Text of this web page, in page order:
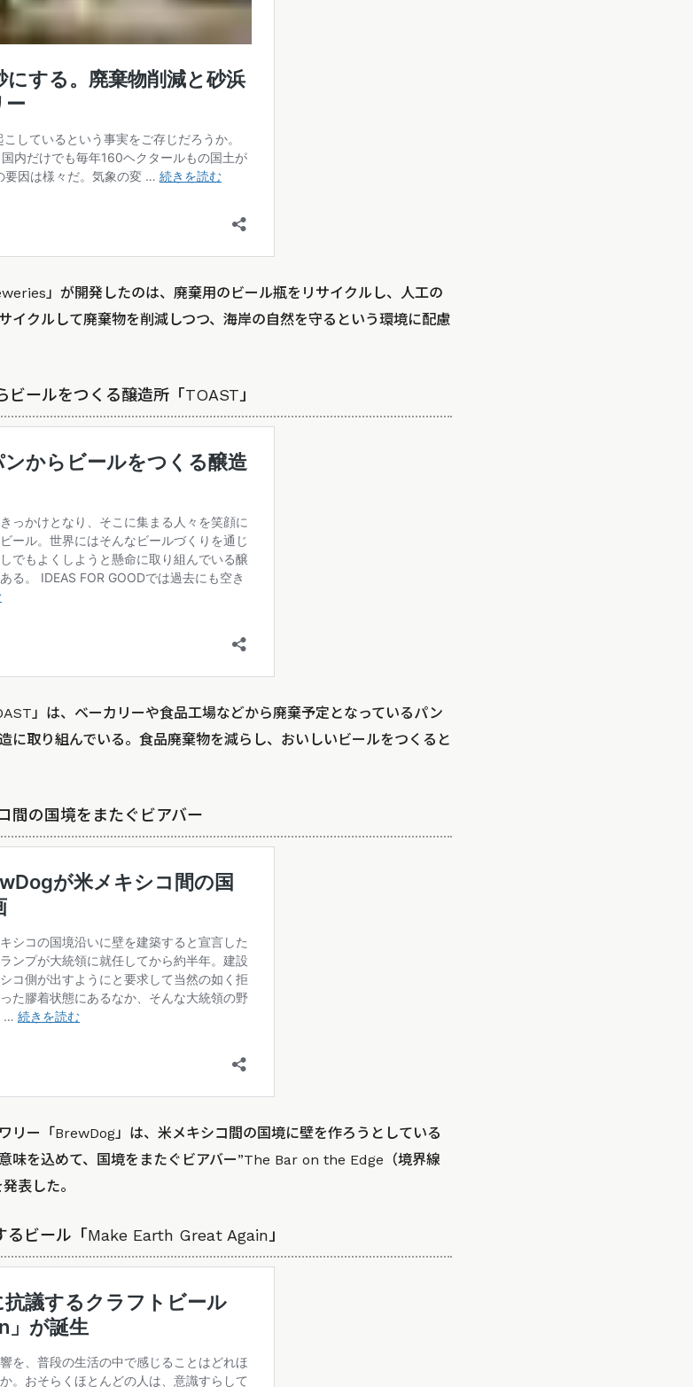
」が開発したのは、廃棄用のビール瓶をリサイクルし、人工の
イクルして廃棄物を削減しつつ、海岸の自然を守るという環境に配慮
ールをつくる醸造所「TOAST」
」は、ベーカリーや食品工場などから廃棄予定となっているパン
に取り組んでいる。食品廃棄物を減らし、おいしいビールをつくると
間の国境をまたぐビアバー
リー「BrewDog」は、米メキシコ間の国境に壁を作ろうとしている
味を込めて、国境をまたぐビアバー”The Bar on the Edge（境界線
表した。
ビール「Make Earth Great Again」